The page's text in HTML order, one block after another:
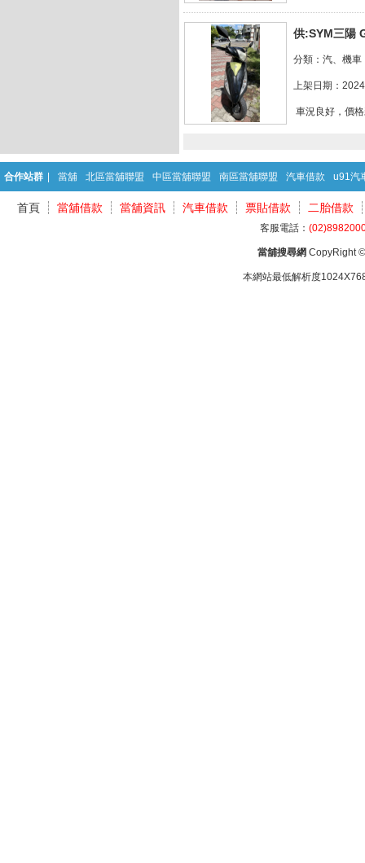
供:SYM三陽
分類：汽、機車
上架日期：
車況良好，價
合作站群 當舖 北區當舖聯盟 中區當舖聯盟 南區當舖聯盟 汽車借款 u91汽
首頁 當舖借款 當舖資訊 汽車借款 票貼借款 二胎借款
客服電話：
當舖搜尋網 CopyRight
本網站最低解析度